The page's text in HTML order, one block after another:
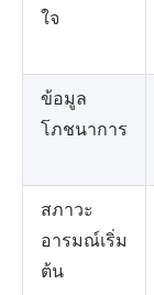
ใจ
ข้อมูล
โภชนาการ
สภาวะ
อารมณ์เริ่ม
ต้น